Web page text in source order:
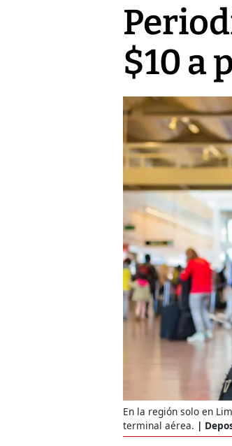
$10 a
En la región solo en
terminal aérea.